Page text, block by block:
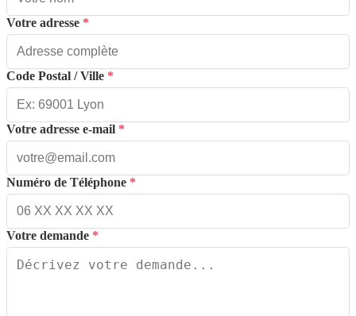
Votre adresse *
Code Postal / Ville *
Votre adresse e-mail *
Numéro de Téléphone *
Votre demande *